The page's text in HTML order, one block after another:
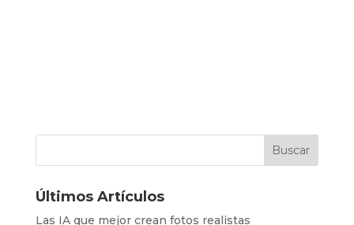
Últimos Artículos
Las IA que mejor crean fotos realistas